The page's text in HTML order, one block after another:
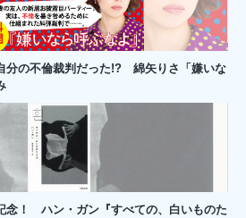
分の不倫裁判だった!? 綿矢りさ「嫌いな
念！ ハン・ガン『すべての、白いものた